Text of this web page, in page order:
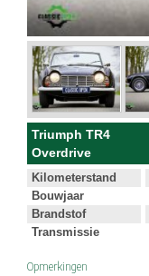
Triumph TR4
Overdrive
Kilometerstand
Bouwjaar
Brandstof
Transmissie
Opmerkingen